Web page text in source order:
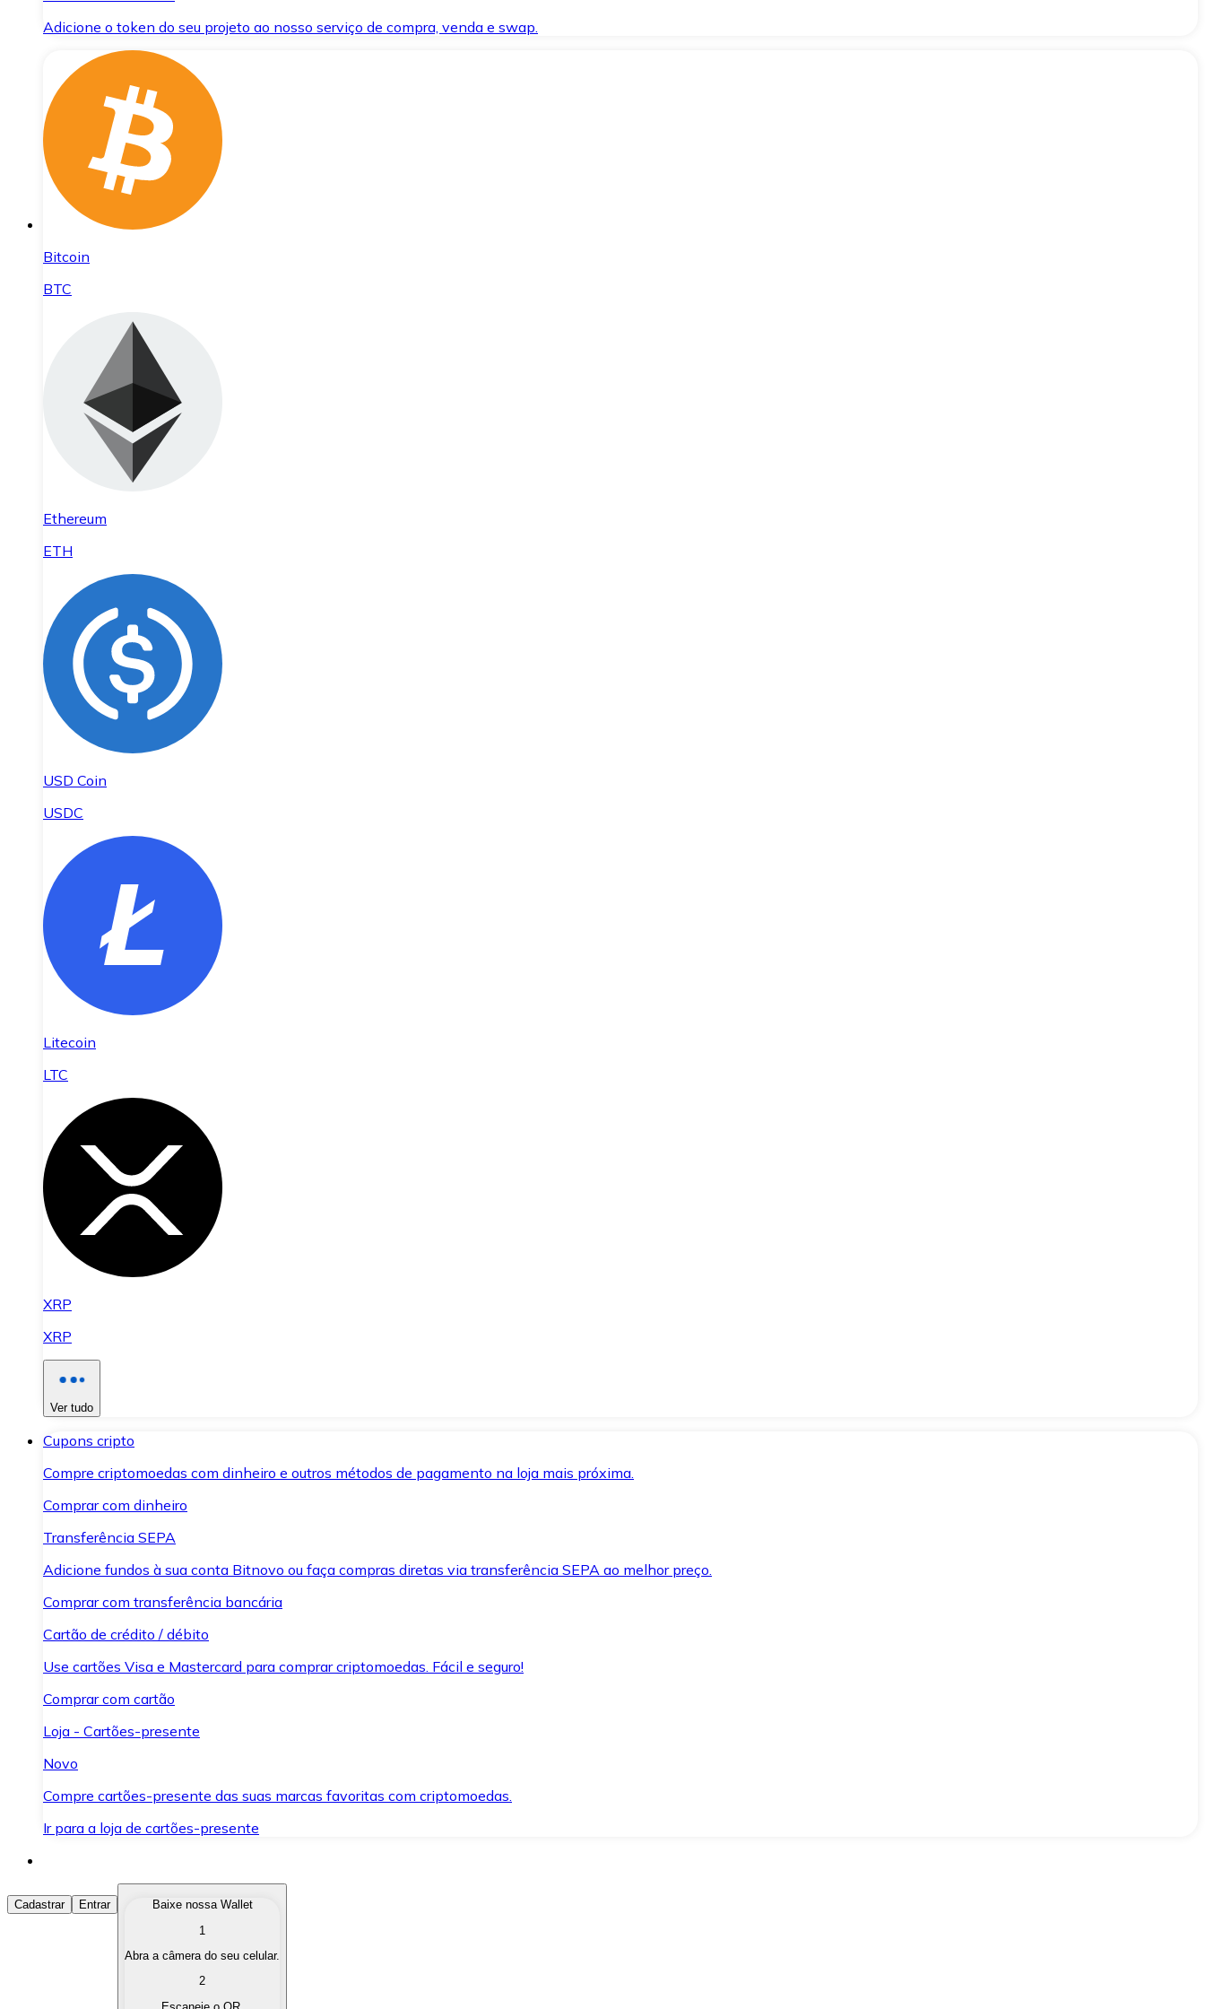
Adicione o token do seu projeto ao nosso serviço de compra, venda e swap.
Bitcoin
BTC
Ethereum
ETH
USD Coin
USDC
Litecoin
LTC
XRP
XRP
Ver tudo
Cupons cripto
Compre criptomoedas com dinheiro e outros métodos de pagamento na loja mais próxima.
Comprar com dinheiro
Transferência SEPA
Adicione fundos à sua conta Bitnovo ou faça compras diretas via transferência SEPA ao melhor preço.
Comprar com transferência bancária
Cartão de crédito / débito
Use cartões Visa e Mastercard para comprar criptomoedas. Fácil e seguro!
Comprar com cartão
Loja - Cartões-presente
Novo
Compre cartões-presente das suas marcas favoritas com criptomoedas.
Ir para a loja de cartões-presente
Comprar Criptomoedas
Compre as criptomoedas de seu interesse de forma rápida e segura.
Converta suas criptomoedas em moeda fiduciária quando precisar.
Cadastrar Entrar
Baixe nossa Wallet
1
Abra a câmera do seu celular.
2